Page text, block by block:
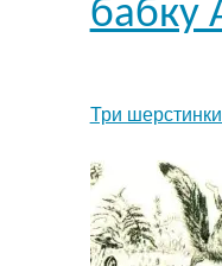
бабку
Три шерстинки